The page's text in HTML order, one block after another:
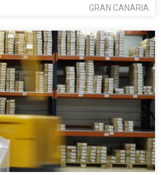
GRAN CANARIA